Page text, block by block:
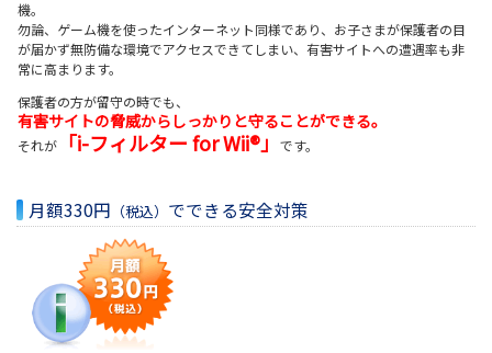
機。
勿論、ゲーム機を使ったインターネット同様であり、お子さまが保護者の目
が届かず無防備な環境でアクセスできてしまい、有害サイトへの遭遇率も非
常に高まります。
保護者の方が留守の時でも、
有害サイトの脅威からしっかりと守ることができる。
それが 「i-フィルター for Wii®」 です。
月額330円 （税込） でできる安全対策